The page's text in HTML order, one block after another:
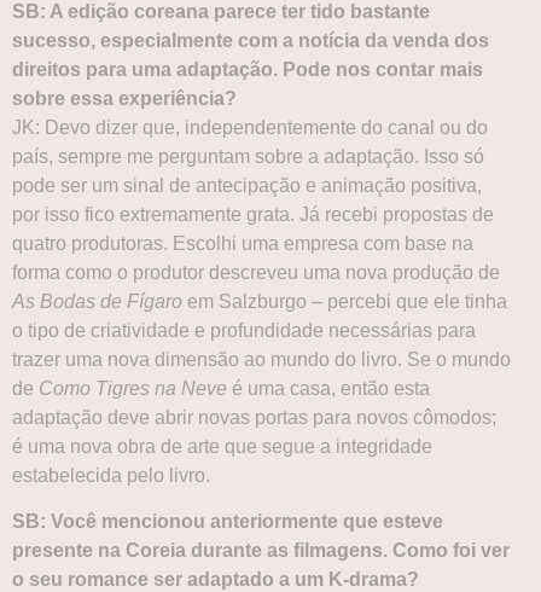
SB: A edição coreana parece ter tido bastante
sucesso, especialmente com a notícia da venda dos
direitos para uma adaptação. Pode nos contar mais
sobre essa experiência?
JK: Devo dizer que, independentemente do canal ou do
país, sempre me perguntam sobre a adaptação. Isso só
pode ser um sinal de antecipação e animação positiva,
por isso fico extremamente grata. Já recebi propostas de
quatro produtoras. Escolhi uma empresa com base na
forma como o produtor descreveu uma nova produção de
As Bodas de Fígaro em Salzburgo – percebi que ele tinha
o tipo de criatividade e profundidade necessárias para
trazer uma nova dimensão ao mundo do livro. Se o mundo
de Como Tigres na Neve é uma casa, então esta
adaptação deve abrir novas portas para novos cômodos;
é uma nova obra de arte que segue a integridade
estabelecida pelo livro.
SB: Você mencionou anteriormente que esteve
presente na Coreia durante as filmagens. Como foi ver
o seu romance ser adaptado a um K-drama?